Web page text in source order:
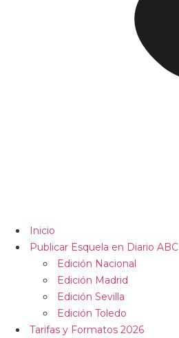
Inicio
Publicar Esquela en Diario ABC
Edición Nacional
Edición Madrid
Edición Sevilla
Edición Toledo
Tarifas y Formatos 2026